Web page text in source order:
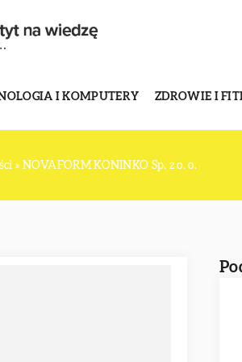
I KOMPUTERY ZDROWIE I
» NOVAFORM KONINKO Sp. z o. o.